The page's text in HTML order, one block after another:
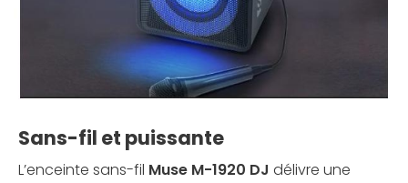
Sans-fil et puissante
L’enceinte sans-fil Muse M-1920 DJ délivre une